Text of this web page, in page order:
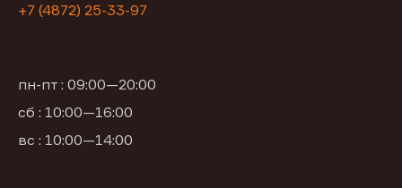
+7 (4872) 25-33-97
пн-пт : 09:00—20:00
сб : 10:00—16:00
вс : 10:00—14:00